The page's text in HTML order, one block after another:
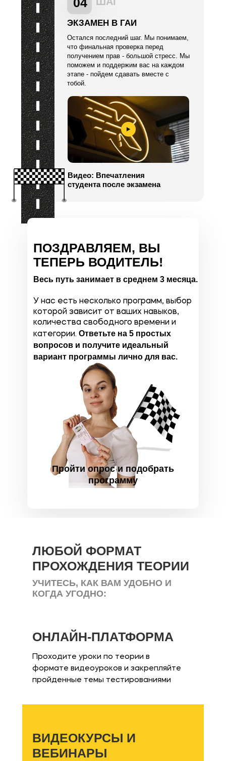
ПОЗДРАВЛЯЕМ, ВЫ
ТЕПЕРЬ ВОДИТЕЛЬ!
Весь путь занимает в среднем 3 месяца.
У нас есть несколько программ, выбор
которой зависит от ваших навыков,
количества свободного времени и
категории. Ответьте на 5 простых
вопросов и получите идеальный
вариант программы лично для вас.
Пройти опрос и подобрать
программу
Остался последний шаг. Мы понимаем,
что финальная проверка перед
получением прав - большой стресс. Мы
поможем и поддержим вас на каждом
этапе - пойдем сдавать вместе с
тобой.
ЭКЗАМЕН В ГАИ
Видео: Впечатления
студента после экзамена
ЛЮБОЙ ФОРМАТ
ПРОХОЖДЕНИЯ ТЕОРИИ
УЧИТЕСЬ, КАК ВАМ УДОБНО И
КОГДА УГОДНО:
ОНЛАЙН-ПЛАТФОРМА
ВИДЕОКУРСЫ И
ВЕБИНАРЫ
Проходите уроки по теории в
формате видеоуроков и закрепляйте
пройденные темы тестированиями